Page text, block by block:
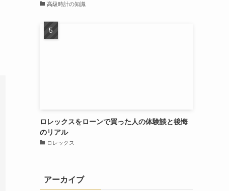
高級時計の知識
ロレックスをローンで買った人の体験談と後悔
のリアル
ロレックス
アーカイブ